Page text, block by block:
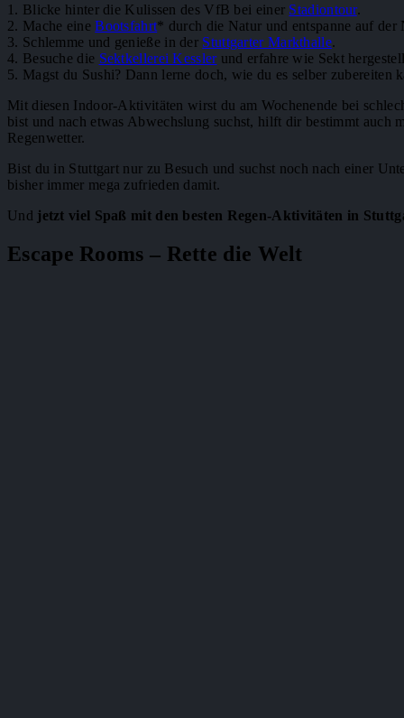
1. Blicke hinter die Kulissen des VfB bei einer Stadiontour.
2. Mache eineBootsfahrt* durch die Natur und entspanne auf der
3. Schlemme und genieße in der Stuttgarter Markthalle.
4. Besuche die Sektkellerei Kesslerund erfahre wie Sekt
5. Magst du Sushi? Dann lerne doch, wie du es selber zubereiten
Mit diesen Indoor-Aktivitäten wirst du am Wochenende bei
bist und nach etwas Abwechslung suchst, hilft dir bestimmt auch
Regenwetter.
Bist du in Stuttgart nur zu Besuch und suchst noch nach einer
bisher immer mega zufrieden damit.
Und jetzt viel Spaß mit den besten Regen-Aktivitäten in
Escape Rooms – Rette die Welt